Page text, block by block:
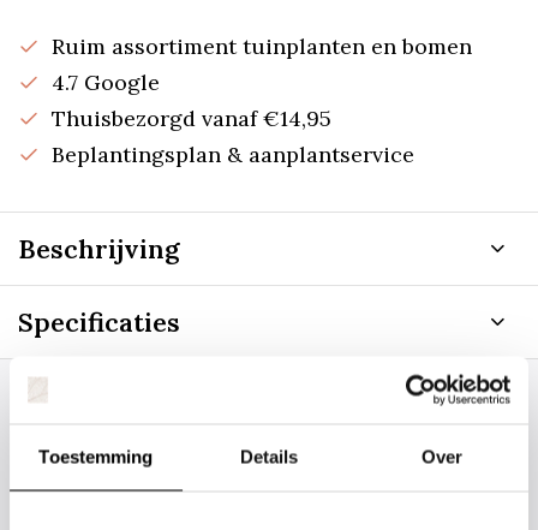
Toestemming Details Over
Ruim assortiment tuinplanten en bomen
4.7 Google
Thuisbezorgd vanaf €14,95
Beplantingsplan & aanplantservice
Beschrijving
Specificaties
Staat uw plantsoort of maat er niet
tussen? Laat het ons weten, dan
gaan we voor u kijken. Stuur ons